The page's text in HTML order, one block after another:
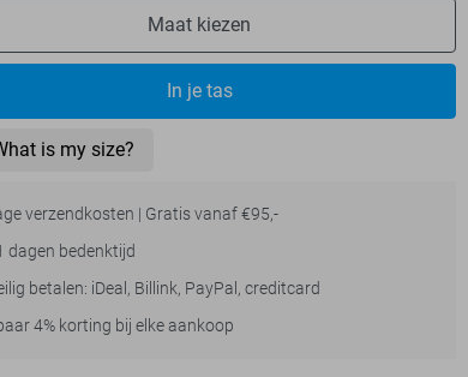
Maat kiezen
In je tas
verzendkosten | Gratis vanaf €95,-
dagen bedenktijd
betalen: iDeal, Billink, PayPal, creditcard
4% korting bij elke aankoop